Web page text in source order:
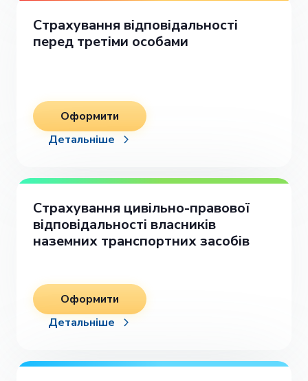
Страхування відповідальності
перед третіми особами
Оформити
Детальніше
Страхування цивільно-правової
відповідальності власників
наземних транспортних засобів
Оформити
Детальніше